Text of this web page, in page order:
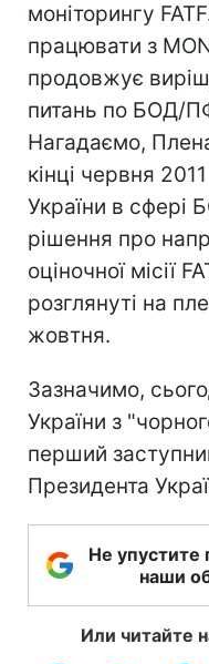
моніторингу
працювати з
продовжує
питань по БОД/
Нагадаємо,
кінці червня
України в сфері
рішення про
оціночної місії
розглянуті на
жовтня.
Зазначимо,
України з
перший
Президента
Не упустите
наши
Или читайте